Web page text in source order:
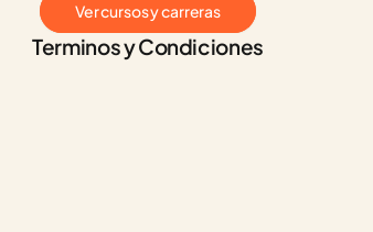
Ver cursos y carreras
Terminos y Condiciones